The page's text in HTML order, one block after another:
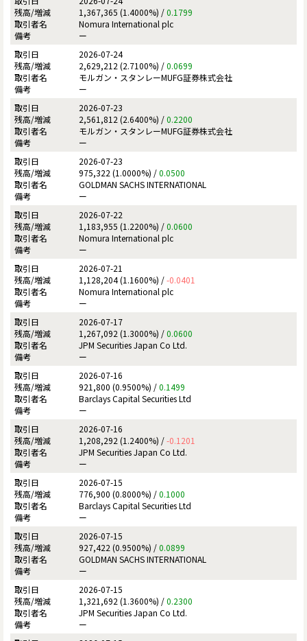
1,367,365 (1.4000%) /0.1799
Nomura International plc
ー
2026-07-24
2,629,212 (2.7100%) /0.0699
モルガン・スタンレーMUFG証券株式会社
ー
2026-07-23
2,561,812 (2.6400%) /0.2200
モルガン・スタンレーMUFG証券株式会社
ー
2026-07-23
975,322 (1.0000%) /0.0500
GOLDMAN SACHS INTERNATIONAL
ー
2026-07-22
1,183,955 (1.2200%) /0.0600
Nomura International plc
ー
2026-07-21
1,128,204 (1.1600%) /-0.0401
Nomura International plc
ー
2026-07-17
1,267,092 (1.3000%) /0.0600
JPM Securities Japan Co Ltd.
ー
2026-07-16
921,800 (0.9500%) /0.1499
Barclays Capital Securities Ltd
ー
2026-07-16
1,208,292 (1.2400%) /-0.1201
JPM Securities Japan Co Ltd.
ー
2026-07-15
776,900 (0.8000%) /0.1000
Barclays Capital Securities Ltd
ー
2026-07-15
927,422 (0.9500%) /0.0899
GOLDMAN SACHS INTERNATIONAL
ー
2026-07-15
1,321,692 (1.3600%) /0.2300
JPM Securities Japan Co Ltd.
ー